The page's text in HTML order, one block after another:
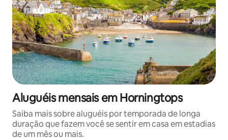
Aluguéis mensais em Horningtops
Saiba mais sobre aluguéis por temporada de longa
duração que fazem você se sentir em casa em estadias
de um mês ou mais.